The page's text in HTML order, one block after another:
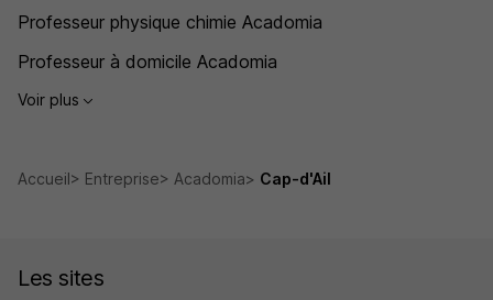
Professeur physique chimie Acadomia
Professeur à domicile Acadomia
Voir plus
Accueil Entreprise Acadomia Cap-d'Ail
Les sites